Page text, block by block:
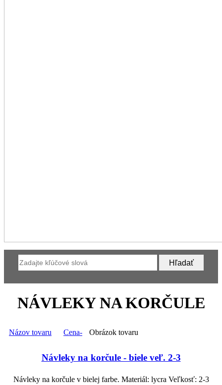
NÁVLEKY NA KORČULE
Názov tovaru Cena- Obrázok tovaru
Návleky na korčule - biele veľ. 2-3
Návleky na korčule v bielej farbe. Materiál: lycra Veľkosť: 2-3